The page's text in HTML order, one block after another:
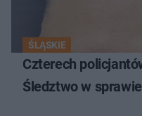
ŚLĄSKIE
Czterech
Śledztwo w